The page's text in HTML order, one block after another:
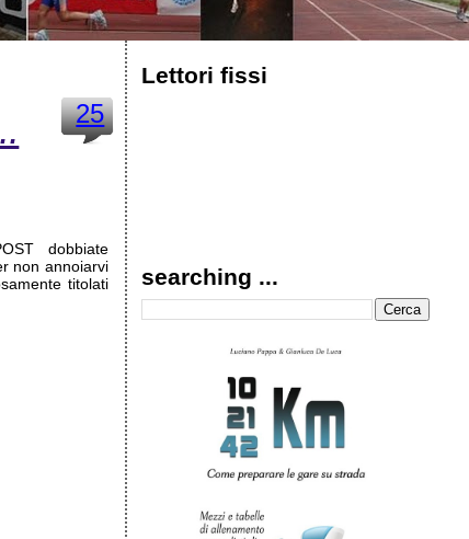
25
dobbiate
non annoiarvi
titolati
Lettori fissi
searching ...